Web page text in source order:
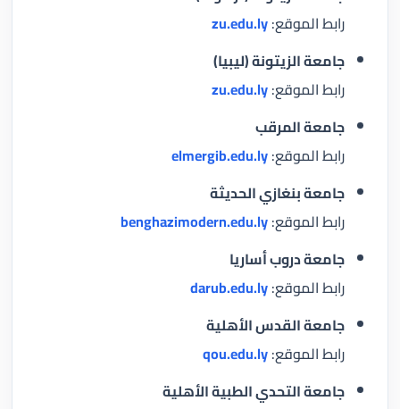
رابط الموقع:zu.edu.ly
جامعة الزيتونة (ليبيا)
رابط الموقع:zu.edu.ly
جامعة المرقب
رابط الموقع:elmergib.edu.ly
جامعة بنغازي الحديثة
رابط الموقع:benghazimodern.edu.ly
جامعة دروب أساريا
رابط الموقع:darub.edu.ly
جامعة القدس الأهلية
رابط الموقع:qou.edu.ly
جامعة التحدي الطبية الأهلية